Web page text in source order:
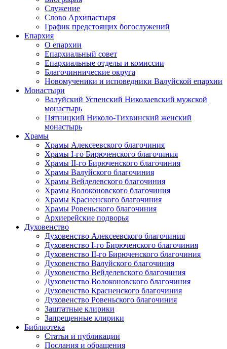
Служение
Слово Архипастыря
График предстоящих богослужений
Епархия
О епархии
Епархиальный совет
Епархиальные отделы и комиссии
Благочиннические округа
Новомученики и исповедники Валуйской епархии
Монастыри
Валуйский Успенский Николаевский мужской
монастырь
Пятницкий Николо-Тихвинский женский
монастырь
Храмы
Храмы Алексеевского благочиния
Храмы I-го Бирюченского благочиния
Храмы II-го Бирюченского благочиния
Храмы Валуйского благочиния
Храмы Вейделевского благочиния
Храмы Волоконовского благочиния
Храмы Красненского благочиния
Храмы Ровеньского благочиния
Архиерейские подворья
Духовенство
Духовенство Алексеевского благочиния
Духовенство I-го Бирюченского благочиния
Духовенство II-го Бирюченского благочиния
Духовенство Валуйского благочиния
Духовенство Вейделевского благочиния
Духовенство Волоконовского благочиния
Духовенство Красненского благочиния
Духовенство Ровеньского благочиния
Заштатные клирики
Запрещенные клирики
Библиотека
Статьи и публикации
Послания и обращения